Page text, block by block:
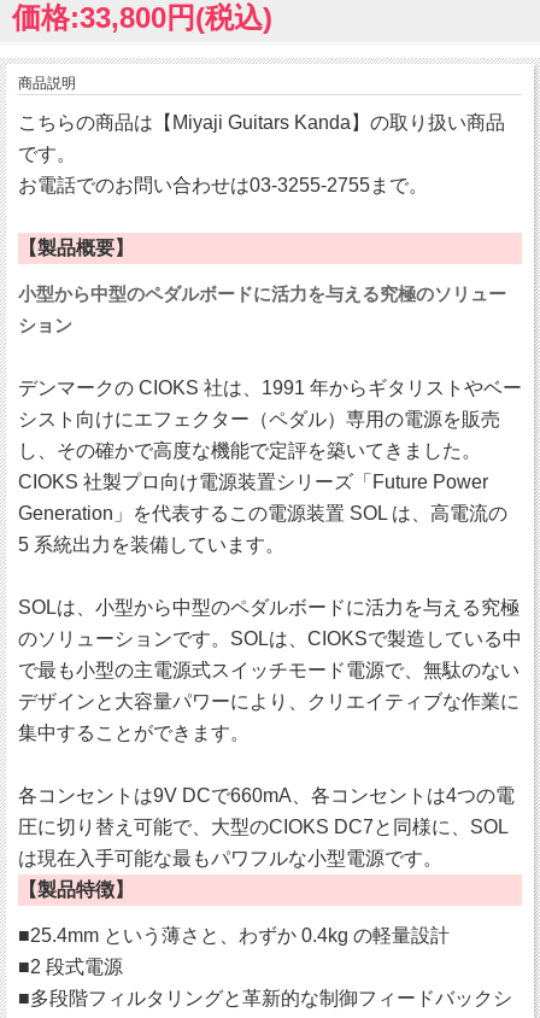
価格:33,800円(税込)
商品説明
こちらの商品は【Miyaji Guitars Kanda】の取り扱い商品
です。
お電話でのお問い合わせは03-3255-2755まで。
【製品概要】
小型から中型のペダルボードに活力を与える究極のソリュー
ション
デンマークの CIOKS 社は、1991 年からギタリストやベー
シスト向けにエフェクター（ペダル）専用の電源を販売
し、その確かで高度な機能で定評を築いてきました。
CIOKS 社製プロ向け電源装置シリーズ「Future Power
Generation」を代表するこの電源装置 SOL は、高電流の
5 系統出力を装備しています。
SOLは、小型から中型のペダルボードに活力を与える究極
のソリューションです。SOLは、CIOKSで製造している中
で最も小型の主電源式スイッチモード電源で、無駄のない
デザインと大容量パワーにより、クリエイティブな作業に
集中することができます。
各コンセントは9V DCで660mA、各コンセントは4つの電
圧に切り替え可能で、大型のCIOKS DC7と同様に、SOL
は現在入手可能な最もパワフルな小型電源です。
【製品特徴】
■25.4mm という薄さと、わずか 0.4kg の軽量設計
■2 段式電源
■多段階フィルタリングと革新的な制御フィードバックシ